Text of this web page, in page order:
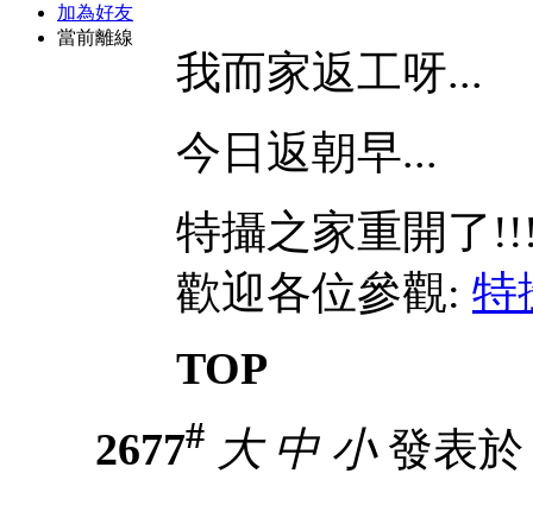
加為好友
當前離線
我而家返工呀...
今日返朝早...
特攝之家重開了
歡迎各位參觀: 特
TOP
2677# 大 中 小發表於